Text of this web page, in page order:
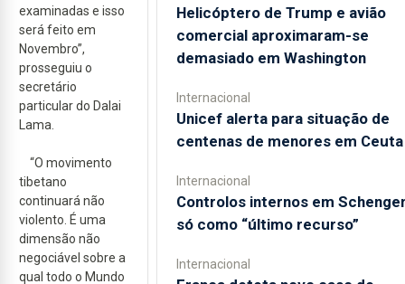
examinadas e isso
será feito em
Novembro”,
prosseguiu o
secretário
particular do Dalai
Lama.
“O movimento
tibetano
continuará não
violento. É uma
dimensão não
negociável sobre a
qual todo o Mundo
Helicóptero de Trump e avião
comercial aproximaram-se
demasiado em Washington
Internacional
Unicef alerta para situação de
centenas de menores em Ceuta
Internacional
Controlos internos em
só como “último recurso”
Internacional